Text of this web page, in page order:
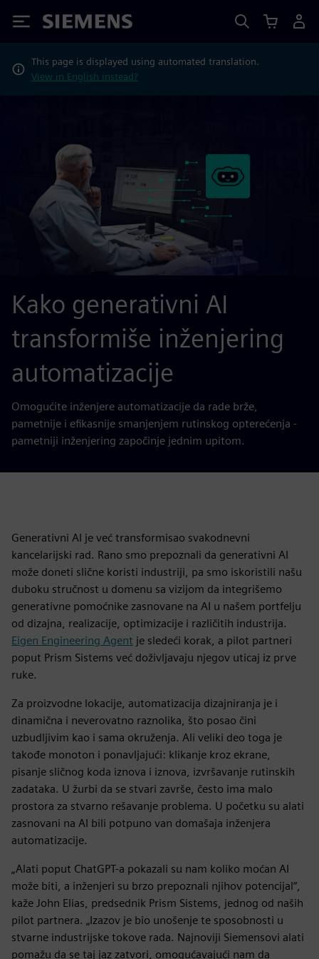
Siemens
This page is displayed using automated translation.
View in English instead?
Kako generativni AI
transformiše inženjering
automatizacije
Omogućite inženjere automatizacije da rade brže,
pametnije i efikasnije smanjenjem rutinskog opterećenja -
pametniji inženjering započinje jednim upitom.
Generativni AI je već transformisao svakodnevni
kancelarijski rad. Rano smo prepoznali da generativni AI
može doneti slične koristi industriji, pa smo iskoristili našu
duboku stručnost u domenu sa vizijom da integrišemo
generativne pomoćnike zasnovane na AI u našem portfelju
od dizajna, realizacije, optimizacije i različitih industrija.
Eigen Engineering Agent je sledeći korak, a pilot partneri
poput Prism Sistems već doživljavaju njegov uticaj iz prve
ruke.
Za proizvodne lokacije, automatizacija dizajniranja je i
dinamična i neverovatno raznolika, što posao čini
uzbudljivim kao i sama okruženja. Ali veliki deo toga je
takođe monoton i ponavljajući: klikanje kroz ekrane,
pisanje sličnog koda iznova i iznova, izvršavanje rutinskih
zadataka. U žurbi da se stvari završe, često ima malo
prostora za stvarno rešavanje problema. U početku su alati
zasnovani na AI bili potpuno van domašaja inženjera
automatizacije.
„Alati poput ChatGPT-a pokazali su nam koliko moćan AI
može biti, a inženjeri su brzo prepoznali njihov potencijal“,
kaže John Elias, predsednik Prism Sistems, jednog od naših
pilot partnera. „Izazov je bio unošenje te sposobnosti u
stvarne industrijske tokove rada. Najnoviji Siemensovi alati
pomažu da se taj jaz zatvori, omogućavajući nam da